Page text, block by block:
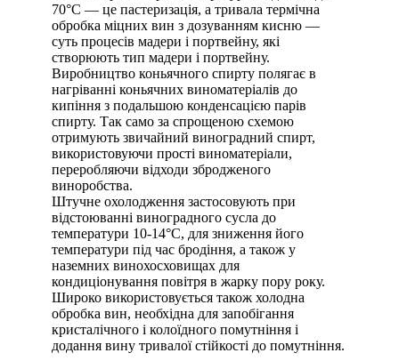
70°С — це пастеризація, а тривала термічна
обробка міцних вин з дозуванням кисню —
суть процесів мадери і портвейну, які
створюють тип мадери і портвейну.
Виробництво коньячного спирту полягає в
нагріванні коньячних виноматеріалів до
кипіння з подальшою конденсацією парів
спирту. Так само за спрощеною схемою
отримують звичайний виноградний спирт,
використовуючи прості виноматеріали,
переробляючи відходи збродженого
виноробства.
Штучне охолодження застосовують при
відстоюванні виноградного сусла до
температури 10-14°С, для зниження його
температури під час бродіння, а також у
наземних винохосховищах для
кондиціонування повітря в жарку пору року.
Широко використовується також холодна
обробка вин, необхідна для запобігання
кристалічного і колоїдного помутніння і
додання вину тривалої стійкості до помутніння.